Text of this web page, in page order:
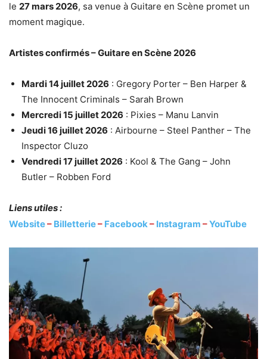
le 27 mars 2026, sa venue à Guitare en Scène promet un
moment magique.
Artistes confirmés – Guitare en Scène 2026
Mardi 14 juillet 2026 : Gregory Porter – Ben Harper &
The Innocent Criminals – Sarah Brown
Mercredi 15 juillet 2026 : Pixies – Manu Lanvin
Jeudi 16 juillet 2026 : Airbourne – Steel Panther – The
Inspector Cluzo
Vendredi 17 juillet 2026 : Kool & The Gang – John
Butler – Robben Ford
Liens utiles :
Website– Billetterie– Facebook– Instagram –YouTube